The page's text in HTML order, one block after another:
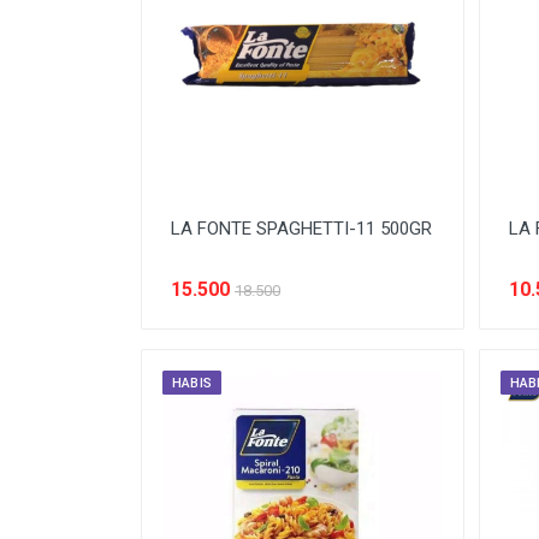
BREAKFAST
ENERGY DRINK
FACE CARE
HAIR CARE
INSEKTISIDA
LA FONTE SPAGHETTI-11 500GR
15.500 18.500
LA
HABIS